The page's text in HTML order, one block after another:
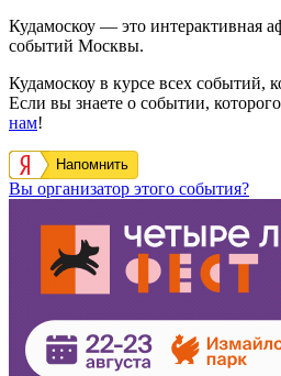
Кудамоскоу — это интерактивная
событий Москвы.
Кудамоскоу в курсе всех событий,
Если вы знаете о событии,
нам!
Напомнить
Вы организатор этого события?